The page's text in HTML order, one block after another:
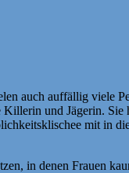
auch auffällig viele
Killerin und Jägerin.
mit in
in denen Frauen